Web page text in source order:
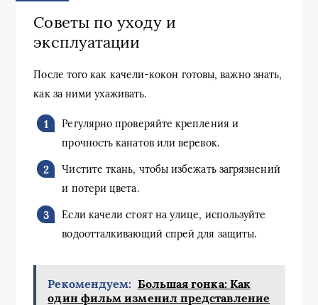
Советы по уходу и
эксплуатации
После того как качели-кокон готовы, важно знать,
как за ними ухаживать.
Регулярно проверяйте крепления и
прочность канатов или веревок.
Чистите ткань, чтобы избежать загрязнений
и потери цвета.
Если качели стоят на улице, используйте
водоотталкивающий спрей для защиты.
Рекомендуем: Большая гонка: Как
один фильм изменил представление